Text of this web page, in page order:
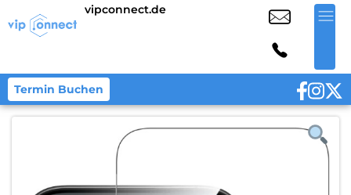
vipconnect.de
Termin Buchen